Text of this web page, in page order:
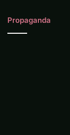
Propaganda